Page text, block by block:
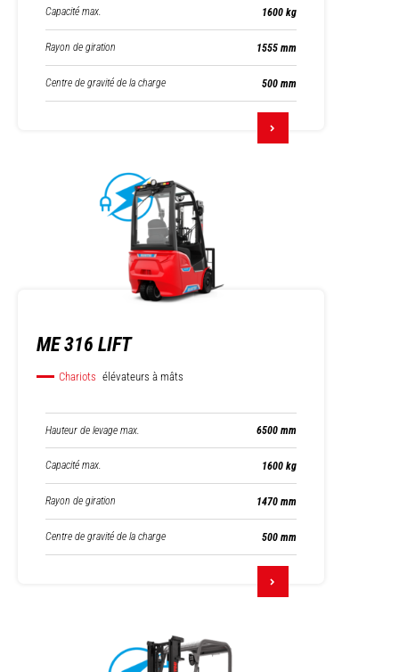
Capacité max. 1600 kg
Rayon de giration 1555 mm
Centre de gravité de la charge 500 mm
ME 316 LIFT
Chariots élévateurs à mâts
Hauteur de levage max. 6500 mm
Capacité max. 1600 kg
Rayon de giration 1470 mm
Centre de gravité de la charge 500 mm